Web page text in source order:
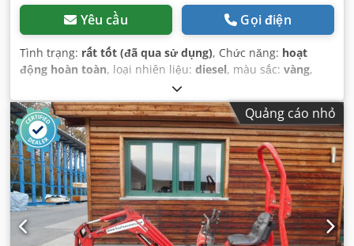
Yêu cầu Gọi điện
Tình trạng: rất tốt (đã qua sử dụng), Chức năng: hoạt
động hoàn toàn, loại nhiên liệu: diesel, màu sắc: vàng,
7.720 kg
mono (đơn, đơn nhất), Năm sản xuất:2006, giờ hoạt
động:11.381 h, Thiết bị:búa thủy lực, dải xích cao su,
thuỷ lực, tiếng ồn thấp, đèn pha bổ sung,
Quảng cáo nhỏ